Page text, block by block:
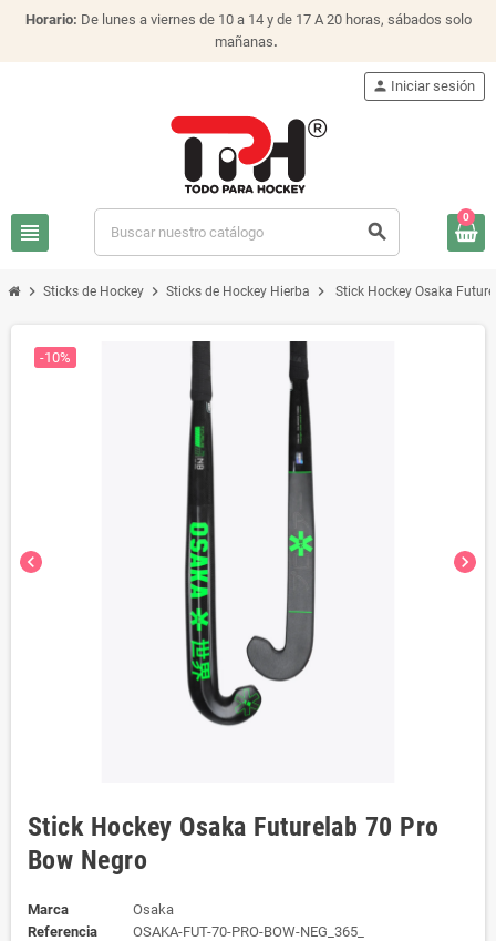
Horario: De lunes a viernes de 10 a 14 y de 17 A 20 horas, sábados solo
mañanas.
view_headline search
person Iniciar sesión
0
chevron_right Sticks de Hockey chevron_right Sticks de Hockey Hierba chevron_right Stick Hockey Osaka
chevron_left chevron_right
-10%
Stick Hockey Osaka Futurelab 70 Pro
Bow Negro
Marca
Osaka
Referencia
OSAKA-FUT-70-PRO-BOW-NEG_365_